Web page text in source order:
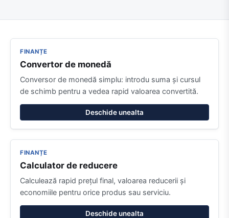
FINANȚE
Convertor de monedă
Conversor de monedă simplu: introdu suma și cursul
de schimb pentru a vedea rapid valoarea convertită.
Deschide unealta
FINANȚE
Calculator de reducere
Calculează rapid prețul final, valoarea reducerii și
economiile pentru orice produs sau serviciu.
Deschide unealta